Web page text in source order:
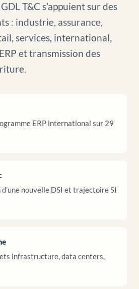
T&C s’appuient sur des
: industrie, assurance,
services, international,
et transmission des
ERP international sur 29
nouvelle DSI et trajectoire SI
infrastructure, data centers,